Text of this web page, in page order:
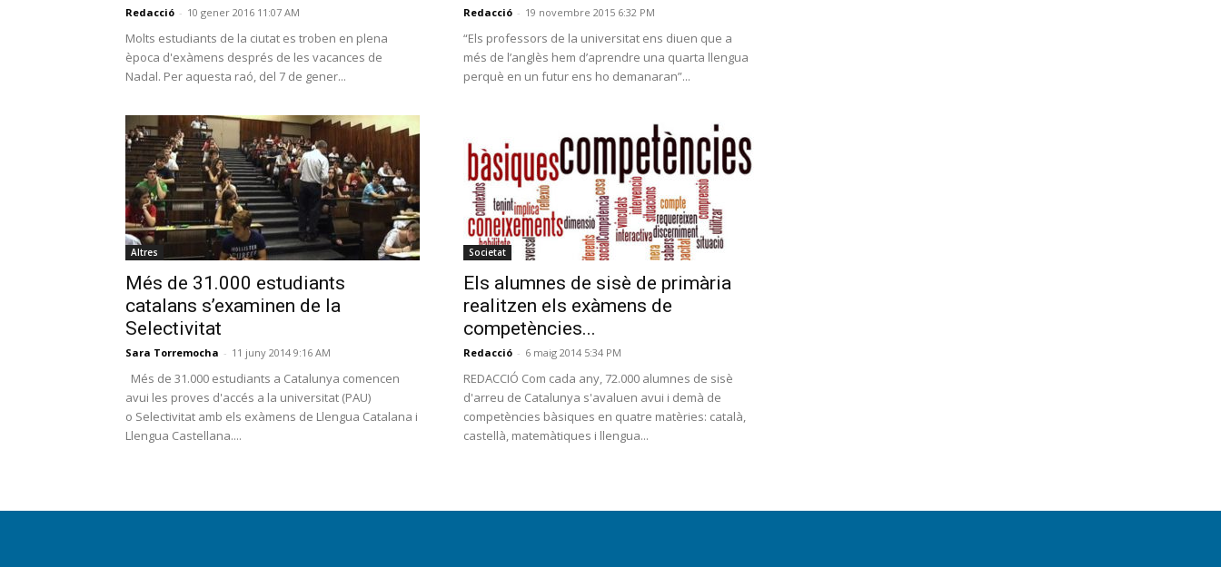
Redacció - 10 gener 2016 11:07 AM
Molts estudiants de la ciutat es troben en plena
època d'exàmens després de les vacances de
Nadal. Per aquesta raó, del 7 de gener...
Redacció - 19 novembre 2015 6:32 PM
“Els professors de la universitat ens diuen que a
més de l’anglès hem d’aprendre una quarta llengua
perquè en un futur ens ho demanaran”...
Altres
Més de 31.000 estudiants
catalans s’examinen de la
Selectivitat
Sara Torremocha - 11 juny 2014 9:16 AM
Més de 31.000 estudiants a Catalunya comencen
avui les proves d'accés a la universitat (PAU)
o Selectivitat amb els exàmens de Llengua Catalana i
Llengua Castellana....
Societat
Els alumnes de sisè de primària
realitzen els exàmens de
competències...
Redacció - 6 maig 2014 5:34 PM
REDACCIÓ Com cada any, 72.000 alumnes de sisè
d'arreu de Catalunya s'avaluen avui i demà de
competències bàsiques en quatre matèries: català,
castellà, matemàtiques i llengua...